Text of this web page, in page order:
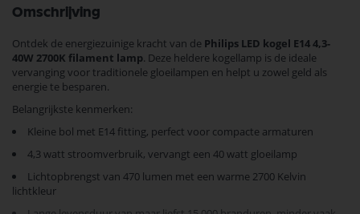
Omschrijving
Ontdek de energiezuinige kracht van de Philips LED kogel E14 4,3-
40W 2700K filament lamp. Deze heldere kogellamp is de ideale
vervanging voor traditionele gloeilampen en helpt u zowel geld als
energie te besparen.
Belangrijkste kenmerken:
Kleine bol met E14 fitting, perfect voor compacte armaturen
4,3 watt stroomverbruik, vervangt een 40 watt gloeilamp
Lichtopbrengst van 470 lumen met een warme 2700 Kelvin
lichtkleur